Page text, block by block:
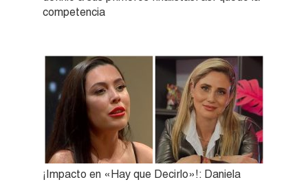
competencia
¡Impacto en «Hay que Decirlo»!: Daniela